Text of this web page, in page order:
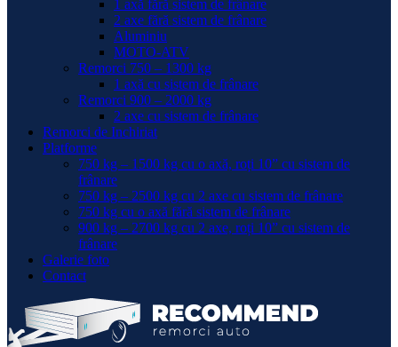
1 axă fără sistem de frânare
2 axe fără sistem de frânare
Aluminiu
MOTO-ATV
Remorci 750 – 1300 kg
1 axă cu sistem de frânare
Remorci 900 – 2000 kg
2 axe cu sistem de frânare
Remorci de Inchiriat
Platforme
750 kg – 1500 kg cu o axă, roți 10” cu sistem de
frânare
750 kg – 2500 kg cu 2 axe cu sistem de frânare
750 kg cu o axă fără sistem de frânare
900 kg – 2700 kg cu 2 axe, roți 10” cu sistem de
frânare
Galerie foto
Contact